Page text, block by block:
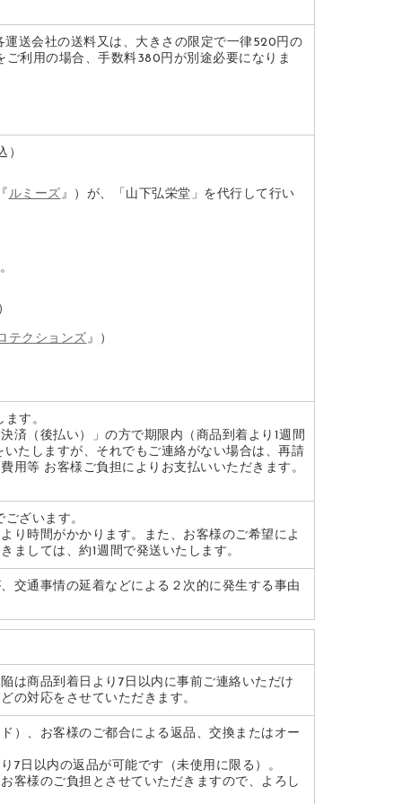
送会社の送料又は、大きさの限定で一律520円の
利用の場合、手数料380円が別途必要になりま
）
ルミーズ 』）が、「山下弘栄堂」を代行して行い
テクションズ 』）
す。
済（後払い）」の方で期限内（ 商品到着より1週間
いたしますが、それでもご連絡がない場合は、再請
用等 お客様ご負担によりお支払いいただきます。
ざいます。
り時間がかかります。また、お客様のご希望によ
ましては、約1週間で発送いたします。
交通事情の延着などによる２次的に発生する事由
は商品到着日より7日以内 に事前ご連絡いただけ
の対応をさせていただきます。
）、お客様のご都合による返品、交換またはオー
7日以内の返品が可能です（未使用に限る）。
客様のご負担とさせていただきますので、よろし